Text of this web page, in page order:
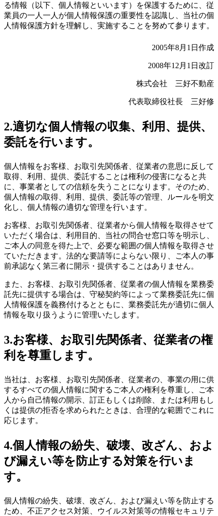
る情報（以下、個人情報といいます）を保護するために、従
業員の一人一人が個人情報保護の重要性を認識し、当社の個
人情報保護方針を理解し、実施することを努めて参ります。
2005年8月1日作成
2008年12月1日改訂
株式会社 三好不動産
代表取締役社長 三好修
2.適切な個人情報の収集、利用、提供、
委託を行います。
個人情報をお客様、お取引先関係者、従業者の意思に反して
取得、利用、提供、委託することは権利の侵害になると共
に、事業者としての信頼を失うことになります。そのため、
個人情報の取得、利用、提供、委託等の管理、ルールを明文
化し、個人情報の適切な管理を行います。
お客様、お取引先関係者、従業者から個人情報を取得させて
いただく場合は、利用目的、当社の問合せ窓口等を明示し、
ご本人の同意を得た上で、必要な範囲の個人情報を取得させ
ていただきます。法的な要請等によらない限り、ご本人の事
前承認なく第三者に開示・提供することはありません。
また、お客様、お取引先関係者、従業者の個人情報を業務委
託先に提供する場合は、守秘契約等によって業務委託先に個
人情報保護を義務付けるとともに、業務委託先が適切に個人
情報を取り扱うように管理いたします。
3.お客様、お取引先関係者、従業者の権
利を尊重します。
当社は、お客様、お取引先関係者、従業者の、事業の用に供
するすべての個人情報に関するご本人の権利を尊重し、ご本
人から自己情報の開示、訂正もしくは削除、または利用もし
くは提供の拒否を求められたときは、合理的な範囲でこれに
応じます。
4.個人情報の紛失、破壊、改ざん、およ
び漏えい等を防止する対策を行いま
す。
個人情報の紛失、破壊、改ざん、および漏えい等を防止する
ため、不正アクセス対策、ウイルス対策等の情報セキュリテ